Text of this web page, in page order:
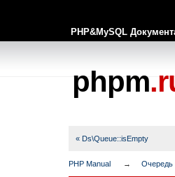
PHP&MySQL
phpm
« Ds\Queue::isEmpty
PHP Manual Очередь